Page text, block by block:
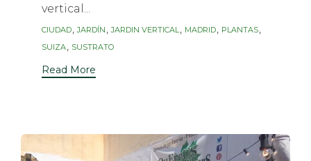
vertical...
Tags
CIUDAD,JARDÍN ,JARDIN VERTICAL, MADRID, PLANTAS,
SUIZA, SUSTRATO
Read More